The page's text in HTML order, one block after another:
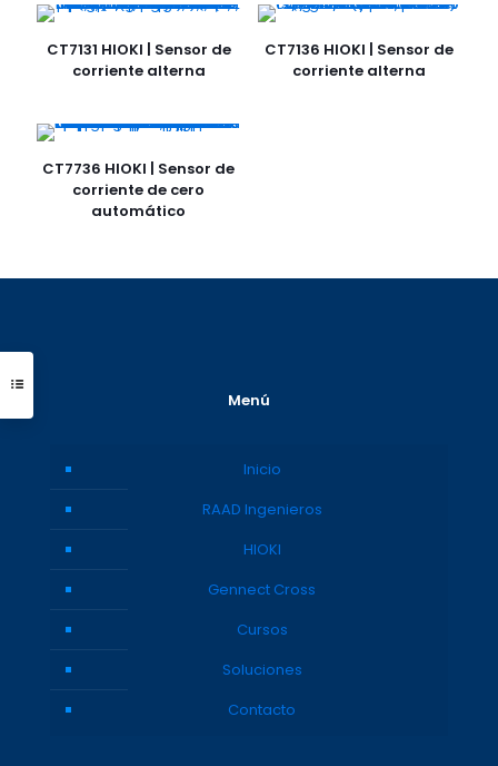
CT7131 HIOKI | Sensor de
corriente alterna
CT7136 HIOKI | Sensor de
corriente alterna
CT7736 HIOKI | Sensor de
corriente de cero
automático
Menú
Inicio
RAAD Ingenieros
HIOKI
Gennect Cross
Cursos
Soluciones
Contacto